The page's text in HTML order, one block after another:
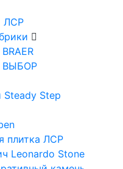
ЛСР
ВЫБОР
Steady Step
плитка ЛСР
Leonardo Stone